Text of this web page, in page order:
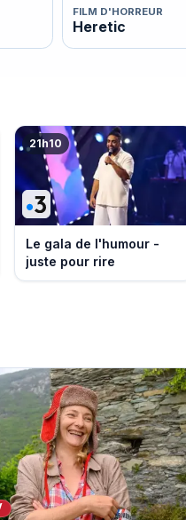
FILM D'HORREUR
Heretic
21h10
Le gala de l'humour -
juste pour rire